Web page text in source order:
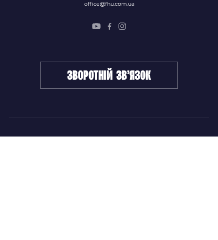
office@fhu.com.ua
зворотній зв’язок